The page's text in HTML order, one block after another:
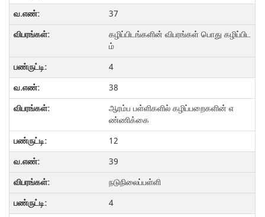
37
கழிப்பிடங்களின் விபரங்கள் பொது கழிப்பிட
ம்
4
38
ஆரம்ப பள்ளிகளில் கழிப்பறைகளின் எ
ண்ணிக்கை
12
39
நடுநிலைப்பள்ளி
4